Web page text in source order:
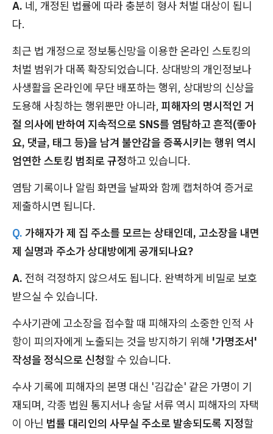
A. 네, 개정된 법률에 따라 충분히 형사 처벌 대상이 됩니
다.
최근 법 개정으로 정보통신망을 이용한 온라인 스토킹의
처벌 범위가 대폭 확장되었습니다. 상대방의 개인정보나
사생활을 온라인에 무단 배포하는 행위, 상대방의 신상을
도용해 사칭하는 행위뿐만 아니라, 피해자의 명시적인 거
절 의사에 반하여 지속적으로 SNS를 염탐하고 흔적(좋아
요, 댓글, 태그 등)을 남겨 불안감을 증폭시키는 행위 역시
엄연한 스토킹 범죄로 규정하고 있습니다.
염탐 기록이나 알림 화면을 날짜와 함께 캡처하여 증거로
제출하시면 됩니다.
Q. 가해자가 제 집 주소를 모르는 상태인데, 고소장을 내면
제 실명과 주소가 상대방에게 공개되나요?
A. 전혀 걱정하지 않으셔도 됩니다. 완벽하게 비밀로 보호
받으실 수 있습니다.
수사기관에 고소장을 접수할 때 피해자의 소중한 인적 사
항이 피의자에게 노출되는 것을 방지하기 위해 '가명조서'
작성을 정식으로 신청할 수 있습니다.
수사 기록에 피해자의 본명 대신 '김갑순' 같은 가명이 기
재되며, 각종 법원 통지서나 송달 서류 역시 피해자의 자택
이 아닌 법률 대리인의 사무실 주소로 발송되도록 지정할